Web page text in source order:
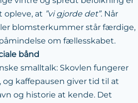
at ”vi gjorde det”. Når
blomsterkummer står færdige,
om fællesskabet.
bånd
smalltalk: Skovlen fungerer
og kaffepausen giver tid til at
og historie at kende. Det